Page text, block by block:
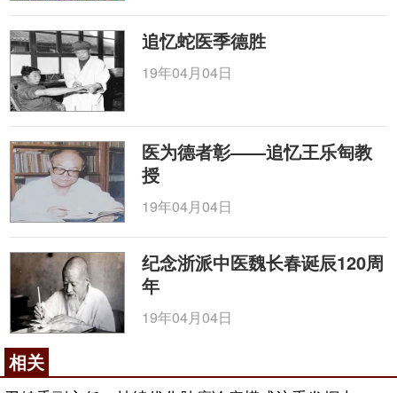
追忆蛇医季德胜
19年04月04日
医为德者彰——追忆王乐匋教
授
19年04月04日
纪念浙派中医魏长春诞辰120周
年
19年04月04日
相关